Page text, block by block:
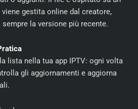
gestita online dal creatore,
la versione più recente.
lista nella tua app IPTV: ogni volta
gli aggiornamenti e aggiorna